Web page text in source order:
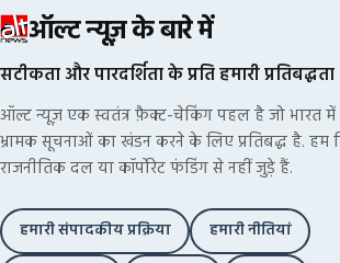
ऑल्ट न्यूज़ के बारे में
सटीकता और पारदर्शिता के प्रति हमारी प्रतिबद्धता
ऑल्ट न्यूज़ एक स्वतंत्र फ़ैक्ट-चेकिंग पहल है जो भारत में
भ्रामक सूचनाओं का खंडन करने के लिए प्रतिबद्ध है. हम
राजनीतिक दल या कॉर्पोरेट फंडिंग से नहीं जुड़े हैं.
हमारी संपादकीय प्रक्रिया
हमारी नीतियां